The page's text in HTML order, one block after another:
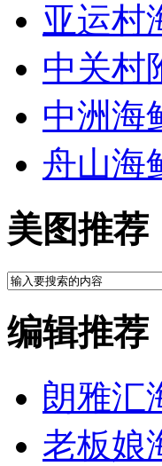
亚运村
中关村
中洲海
舟山海
美图推荐
编辑推荐
朗雅汇
老板娘